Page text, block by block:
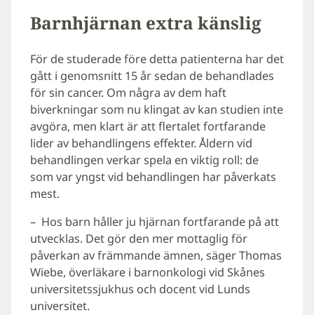
Barnhjärnan extra känslig
För de studerade före detta patienterna har det
gått i genomsnitt 15 år sedan de behandlades
för sin cancer. Om några av dem haft
biverkningar som nu klingat av kan studien inte
avgöra, men klart är att flertalet fortfarande
lider av behandlingens effekter. Åldern vid
behandlingen verkar spela en viktig roll: de
som var yngst vid behandlingen har påverkats
mest.
– Hos barn håller ju hjärnan fortfarande på att
utvecklas. Det gör den mer mottaglig för
påverkan av främmande ämnen, säger Thomas
Wiebe, överläkare i barnonkologi vid Skånes
universitetssjukhus och docent vid Lunds
universitet.